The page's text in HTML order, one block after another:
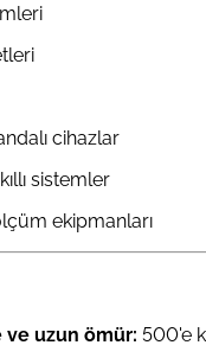
cihazlar
sistemler
ekipmanları
ve uzun ömür: 500'e